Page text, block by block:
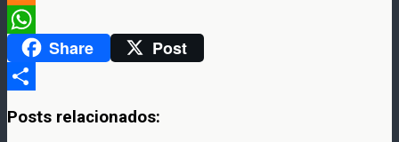
Meneame
WhatsAppShare Post
Posts relacionados: